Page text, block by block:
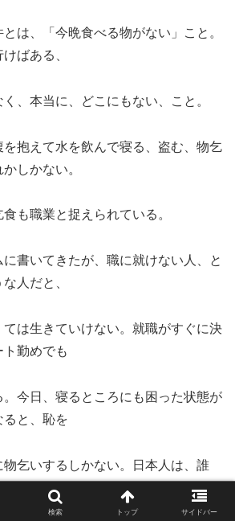
は、「今晩食べる物がない」こと。
ばある、
、本当に、どこにもない、こと。
抱えて水を飲んで寝る、盗む、物乞
しかない。
も職業と捉えられている。
書いてきたが、職に就けない人、と
人だと、
ては生きていけない。就職がすぐに決
ト勤めでも
今日、寝るところにも困った状態が
と、恥を
乞いするしかない。日本人は、誰
な底辺の状
検索 トップ サイドバー